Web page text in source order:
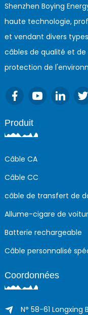
Shenzhen Boying
haute technologie,
et vendant divers
câbles de qualité et
protection de
Produit
Câble CA
Câble CC
câble de transfert de
Allume-cigare de
Batterie rechargeable
Câble personnalisé
Coordonnées
N° 58-61 Longxing